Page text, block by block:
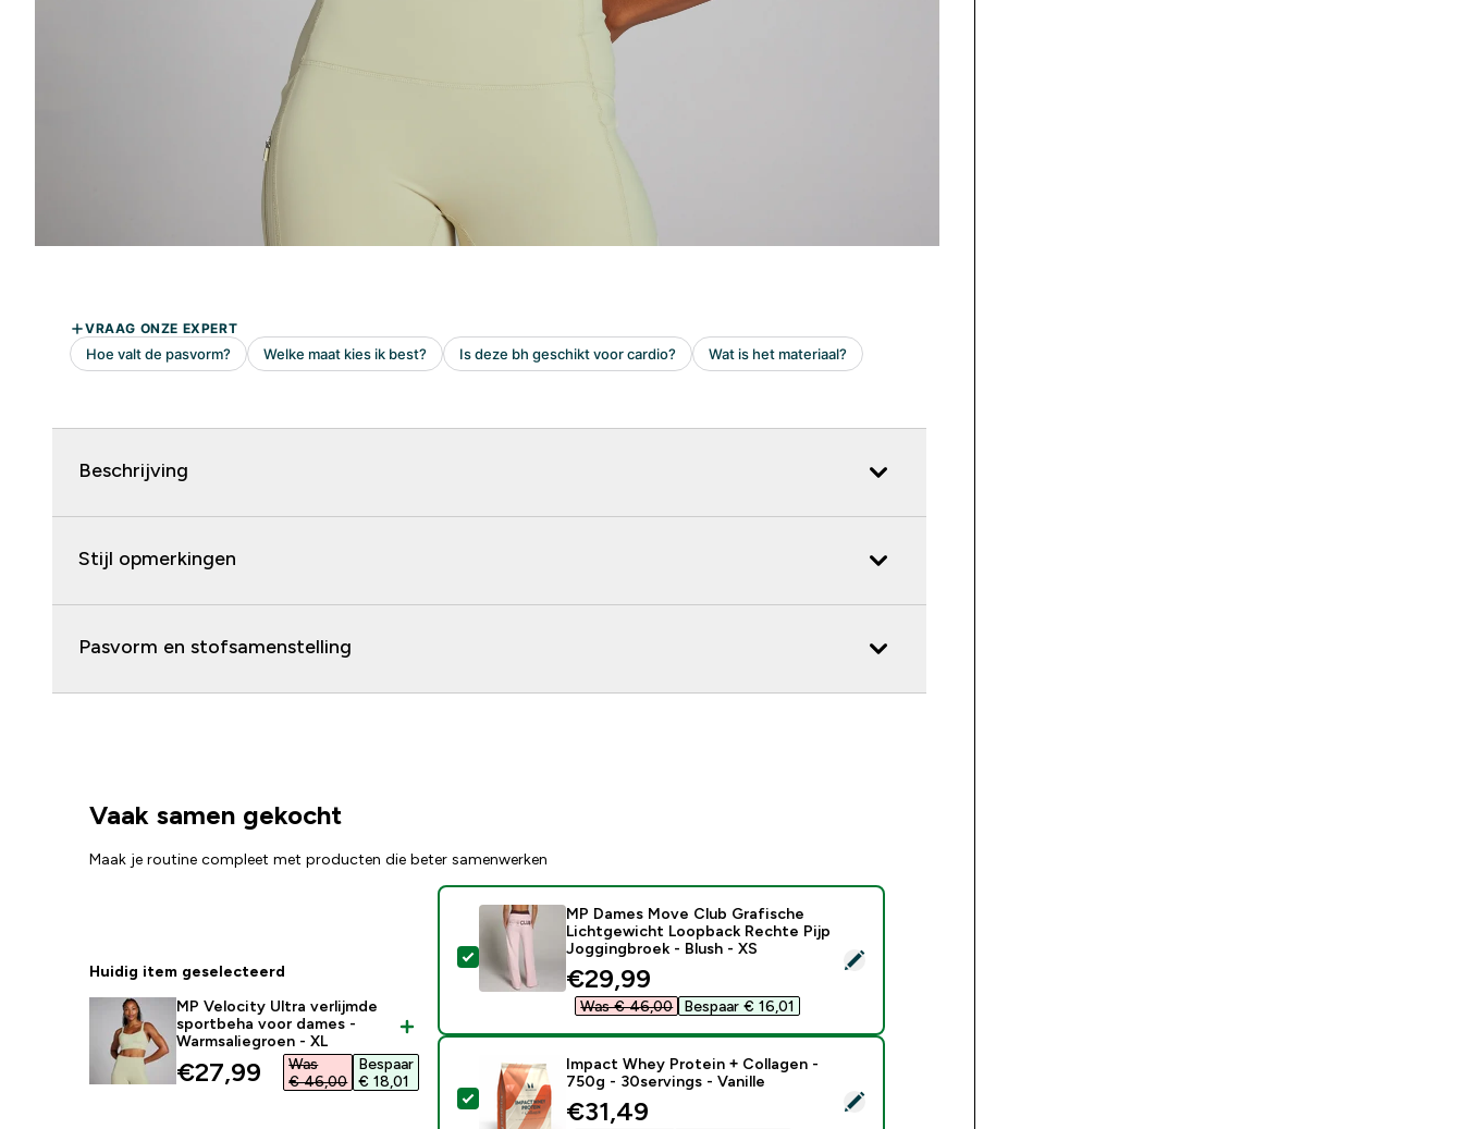
Beschrijving
Stijl opmerkingen
Pasvorm en stofsamenstelling
Vaak samen gekocht
Maak je routine compleet met producten die beter samenwerken
Huidig item geselecteerd
MP Velocity Ultra verlijmde
sportbeha voor dames -
Warmsaliegroen - XL
discounted price
€27,99‎
Was
€ 46,00‎
Bespaar
€ 18,01‎
Selecteer dit product - MP Dames Move Club Grafische Lichtgewicht Loopback Rechte Pijp Joggingbroek - Blush - XS
MP Dames Move Club Grafische
Lichtgewicht Loopback Rechte Pijp
Joggingbroek - Blush - XS
discounted price
€29,99‎
Was € 46,00‎ Bespaar € 16,01‎
Selecteer dit product - Impact Whey Protein + Collagen - 750g - 30servings - Vanille
Impact Whey Protein + Collagen -
750g - 30servings - Vanille
discounted price
€31,49‎